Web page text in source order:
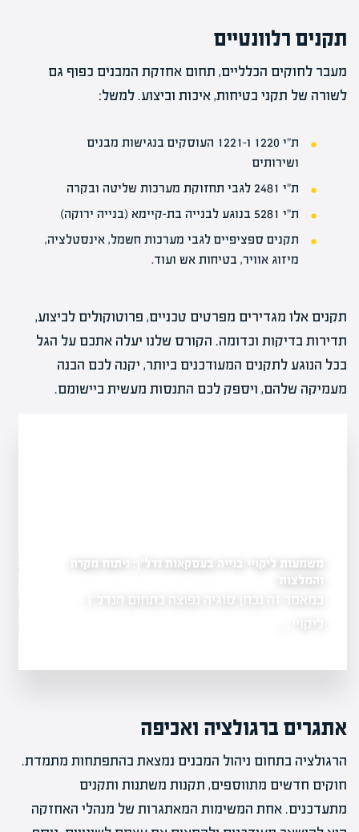
תקנים רלוונטיים
מעבר לחוקים הכלליים, תחום אחזקת המבנים כפוף גם
לשורה של תקני בטיחות, איכות וביצוע. למשל:
ת"י 1220 ו-1221 העוסקים בנגישות מבנים
ושירותים
ת"י 2481 לגבי תחזוקת מערכות שליטה ובקרה
ת"י 5281 בנוגע לבנייה בת-קיימא (בנייה ירוקה)
תקנים ספציפיים לגבי מערכות חשמל, אינסטלציה,
מיזוג אוויר, בטיחות אש ועוד.
תקנים אלו מגדירים מפרטים טכניים, פרוטוקולים לביצוע,
תדירות בדיקות וכדומה. הקורס שלנו יעלה אתכם על הגל
בכל הנוגע לתקנים המעודכנים ביותר, יקנה לכם הבנה
מעמיקה שלהם, ויספק לכם התנסות מעשית ביישומם.
על שוק
גרופית
משמעות ליקויי בנייה בעסקאות נדל"ן: ניתוח מקרה
והמלצות
במאמר זה נבחן סוגיה נפוצה בתחום הנדל"ן -
ליקויי…
התמודדות עם שריפות
אתגרים ברגולציה ואכיפה
הרגולציה בתחום ניהול המבנים נמצאת בהתפתחות מתמדת.
חוקים חדשים מתווספים, תקנות משתנות ותקנים
מתעדכנים. אחת המשימות המאתגרות של מנהלי האחזקה